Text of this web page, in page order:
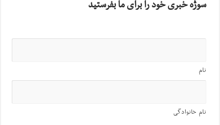
سوژه خبری خود را برای ما بفرستید
نام
نام خانوادگی